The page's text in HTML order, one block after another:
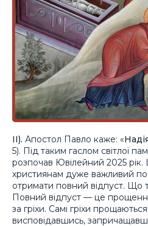
ІІ). Апостол Павло каже: «
5). Під таким гаслом світлої
розпочав Ювілейний 2025
християнам дуже важливий
отримати повний відпуст. Що
Повний відпуст — це
за гріхи. Самі гріхи
висповідавшись,